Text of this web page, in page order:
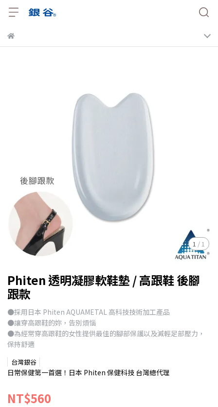
1 / 1
Phiten 透明凝膠軟鞋墊 / 高跟鞋 後腳
跟款
●採用日本 Phiten AQUAMETAL 高科技技術加工產品
●讓穿高跟鞋的妳，告別煩惱
●為經常穿高跟鞋的女性提供最佳的腳部保護以及減輕足部壓力，
保持舒適
台灣銀谷
日常保健第一首選！日本 Phiten 保健科技 台灣總代理
NT$560